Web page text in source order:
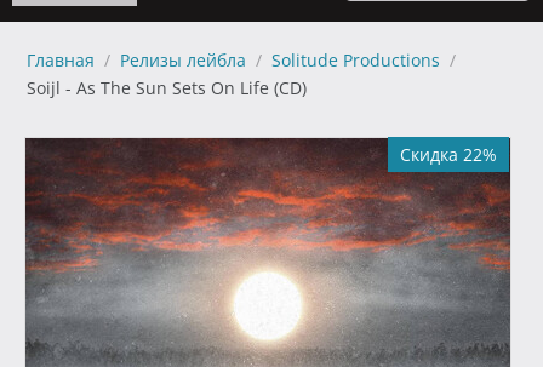
Главная / Релизы лейбла / Solitude Productions /
Soijl - As The Sun Sets On Life (CD)
Скидка 22%